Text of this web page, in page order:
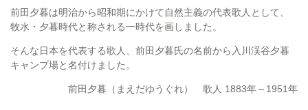
前田夕暮は明治から昭和期にかけて自然主義の代表歌人として、
牧水・夕暮時代と称される一時代を画しました。
そんな日本を代表する歌人、前田夕暮氏の名前から入川渓谷夕暮
キャンプ場と名付けました。
前田夕暮（まえだゆうぐれ） 歌人 1883年～1951年